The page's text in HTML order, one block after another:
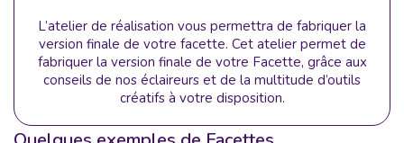
L’atelier de réalisation vous permettra de fabriquer la
version finale de votre facette. Cet atelier permet de
fabriquer la version finale de votre Facette, grâce aux
conseils de nos éclaireurs et de la multitude d’outils
créatifs à votre disposition.